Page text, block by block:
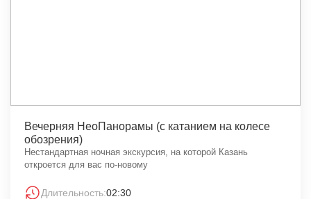
Вечерняя НеоПанорамы (с катанием на колесе
обозрения)
Нестандартная ночная экскурсия, на которой Казань
откроется для вас по-новому
Длительность:02:30